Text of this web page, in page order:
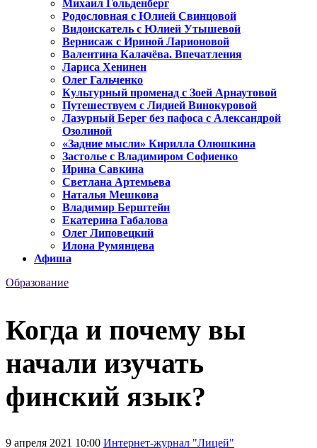
Михаил Гольденберг
Родословная с Юлией Свинцовой
Видоискатель с Юлией Утышевой
Вернисаж с Ириной Ларионовой
Валентина Калачёва. Впечатления
Лариса Хенинен
Олег Гальченко
Культурный променад с Зоей Арнаутовой
Путешествуем с Лидией Винокуровой
Лазурный Берег без пафоса с Александрой
Озолиной
«Задние мысли» Кирилла Олюшкина
Застолье с Владимиром Софиенко
Ирина Савкина
Светлана Артемьева
Наталья Мешкова
Владимир Берштейн
Екатерина Габалова
Олег Липовецкий
Илона Румянцева
Афиша
Образование
Когда и почему вы
начали изучать
финский язык?
9 апреля 2021 10:00 Интернет-журнал "Лицей"